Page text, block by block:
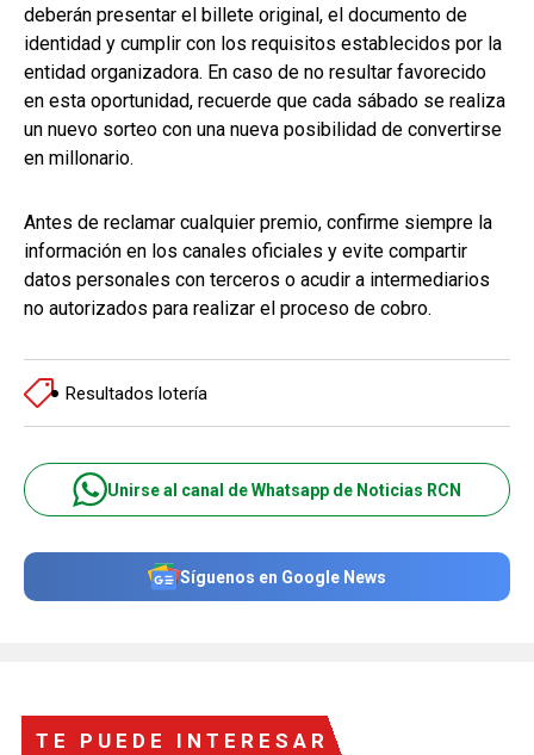
deberán presentar el billete original, el documento de
identidad y cumplir con los requisitos establecidos por la
entidad organizadora. En caso de no resultar favorecido
en esta oportunidad, recuerde que cada sábado se realiza
un nuevo sorteo con una nueva posibilidad de convertirse
en millonario.
Antes de reclamar cualquier premio, confirme siempre la
información en los canales oficiales y evite compartir
datos personales con terceros o acudir a intermediarios
no autorizados para realizar el proceso de cobro.
Resultados lotería
Unirse al canal de Whatsapp de Noticias RCN
Síguenos en Google News
TE PUEDE INTERESAR